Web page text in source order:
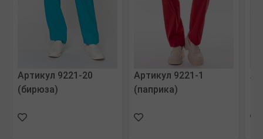
Артикул 9221-20
(бирюза)
Артикул 9221-1
(паприка)